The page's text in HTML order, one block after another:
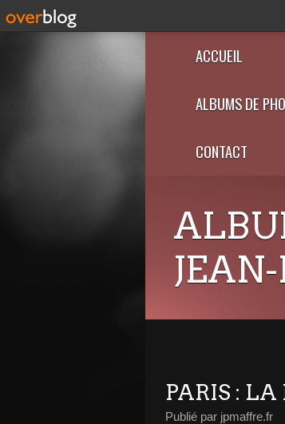
ACCUEIL
ALBUMS DE
CONTACT
PARIS :
Publié par jpmaffre.fr